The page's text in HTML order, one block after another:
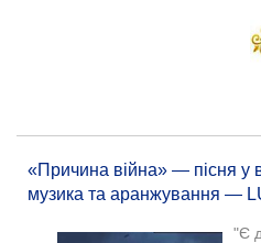
«Причина війна» — пісня у
музика та аранжування —
"Є